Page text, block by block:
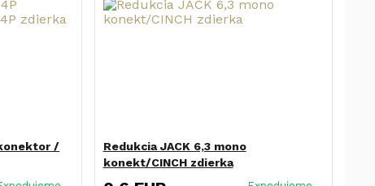
/
Redukcia JACK 6,3 mono
konekt/CINCH zdierka